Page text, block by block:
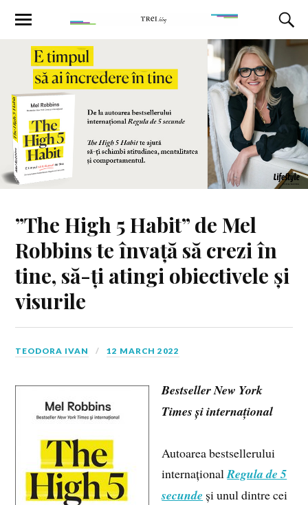
”The High 5 Habit” de Mel
Robbins te învață să crezi în
tine, să-ți atingi obiectivele și
visurile
TEODORA IVAN 12 MARCH 2022
Bestseller New York
Times și internațional
Autoarea bestsellerului
internaționalRegula de 5
secunde și unul dintre cei